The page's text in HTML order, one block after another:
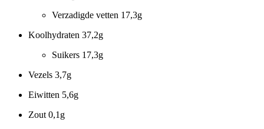
Verzadigde vetten 17,3g
Koolhydraten 37,2g
Suikers 17,3g
Vezels 3,7g
Eiwitten 5,6g
Zout 0,1g